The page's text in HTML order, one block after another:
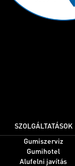
SZOLGÁLTATÁSOK
Gumiszerviz
Gumihotel
Alufelni javítás